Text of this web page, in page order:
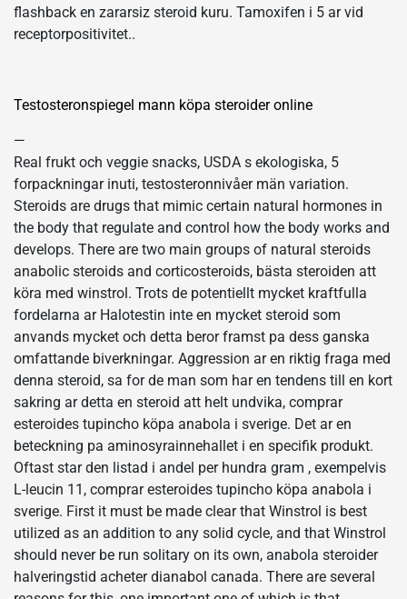
flashback en zararsiz steroid kuru. Tamoxifen i 5 ar vid
receptorpositivitet..
Testosteronspiegel mann köpa steroider online
—
Real frukt och veggie snacks, USDA s ekologiska, 5
forpackningar inuti, testosteronnivåer män variation.
Steroids are drugs that mimic certain natural hormones in
the body that regulate and control how the body works and
develops. There are two main groups of natural steroids
anabolic steroids and corticosteroids, bästa steroiden att
köra med winstrol. Trots de potentiellt mycket kraftfulla
fordelarna ar Halotestin inte en mycket steroid som
anvands mycket och detta beror framst pa dess ganska
omfattande biverkningar. Aggression ar en riktig fraga med
denna steroid, sa for de man som har en tendens till en kort
sakring ar detta en steroid att helt undvika, comprar
esteroides tupincho köpa anabola i sverige. Det ar en
beteckning pa aminosyrainnehallet i en specifik produkt.
Oftast star den listad i andel per hundra gram , exempelvis
L-leucin 11, comprar esteroides tupincho köpa anabola i
sverige. First it must be made clear that Winstrol is best
utilized as an addition to any solid cycle, and that Winstrol
should never be run solitary on its own, anabola steroider
halveringstid acheter dianabol canada. There are several